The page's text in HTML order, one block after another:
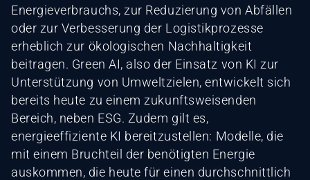
Energieverbrauchs, zur Reduzierung von Abfällen
oder zur Verbesserung der Logistikprozesse
erheblich zur ökologischen Nachhaltigkeit
beitragen. Green AI, also der Einsatz von KI zur
Unterstützung von Umweltzielen, entwickelt sich
bereits heute zu einem zukunftsweisenden
Bereich, neben ESG. Zudem gilt es,
energieeffiziente KI bereitzustellen: Modelle, die
mit einem Bruchteil der benötigten Energie
auskommen, die heute für einen durchschnittlich